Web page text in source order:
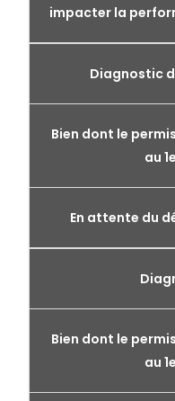
impacter la
Diagnostic
Bien dont le
au
En attente du
Bien dont le
au